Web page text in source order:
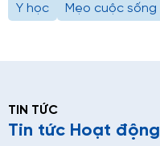
Y học Mẹo cuộc sống
TIN TỨC
Tin tức Hoạt động